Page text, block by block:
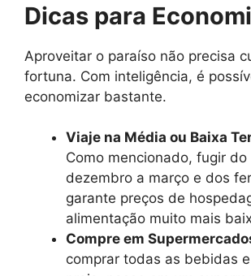
Dicas para
Aproveitar o paraíso não precisa
fortuna. Com inteligência, é
economizar bastante.
Viaje na Média ou Baixa
Como mencionado, fugir
dezembro a março e dos
garante preços de
alimentação muito mais
Compre em
comprar todas as bebidas